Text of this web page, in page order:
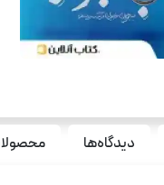
دیدگاه‌ها